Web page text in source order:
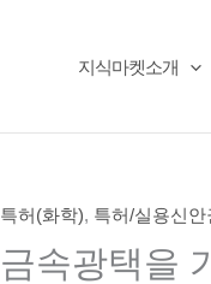
지식마켓소개
특허(화학), 특허/실용신안
금속광택을